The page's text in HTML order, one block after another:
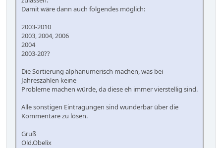
Damit wäre dann auch folgendes möglich:
2003-2010
2003, 2004, 2006
2004
2003-20??
Die Sortierung alphanumerisch machen, was bei
Jahreszahlen keine
Probleme machen würde, da diese eh immer vierstellig sind.
Alle sonstigen Eintragungen sind wunderbar über die
Kommentare zu lösen.
Gruß
Old.Obelix